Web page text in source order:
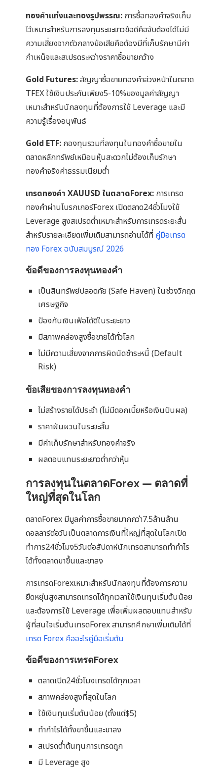
ทองคำแท่งและทองรูปพรรณ: การซื้อทองคำจริงเก็บ
ไว้เหมาะสำหรับการลงทุนระยะยาวข้อดีคือจับต้องได้ไม่มี
ความเสี่ยงจากตัวกลางข้อเสียคือต้องมีที่เก็บรักษามีค่า
กำเหน็จและสเปรดระหว่างราคาซื้อขายกว้าง
Gold Futures:สัญญาซื้อขายทองคำล่วงหน้าในตลาด
TFEX ใช้เงินประกันเพียง5-10%ของมูลค่าสัญญา
เหมาะสำหรับนักลงทุนที่ต้องการใช้ Leverage และมี
ความรู้เรื่องอนุพันธ์
Gold ETF: กองทุนรวมที่ลงทุนในทองคำซื้อขายใน
ตลาดหลักทรัพย์เหมือนหุ้นสะดวกไม่ต้องเก็บรักษา
ทองคำจริงค่าธรรมเนียมต่ำ
เทรดทองคำ XAUUSD ในตลาดForex: การเทรด
ทองคำผ่านโบรกเกอร์Forex เปิดตลาด24ชั่วโมงใช้
Leverage สูงสเปรดต่ำเหมาะสำหรับการเทรดระยะสั้น
สำหรับรายละเอียดเพิ่มเติมสามารถอ่านได้ที่ คู่มือเทรด
ทอง Forex ฉบับสมบูรณ์ 2026
ข้อดีของการลงทุนทองคำ
เป็นสินทรัพย์ปลอดภัย (Safe Haven) ในช่วงวิกฤต
เศรษฐกิจ
ป้องกันเงินเฟ้อได้ดีในระยะยาว
มีสภาพคล่องสูงซื้อขายได้ทั่วโลก
ไม่มีความเสี่ยงจากการผิดนัดชำระหนี้ (Default
Risk)
ข้อเสียของการลงทุนทองคำ
ไม่สร้างรายได้ประจำ (ไม่มีดอกเบี้ยหรือเงินปันผล)
ราคาผันผวนในระยะสั้น
มีค่าเก็บรักษาสำหรับทองคำจริง
ผลตอบแทนระยะยาวต่ำกว่าหุ้น
การลงทุนในตลาดForex — ตลาดที่
ใหญ่ที่สุดในโลก
ตลาดForex มีมูลค่าการซื้อขายมากกว่า7.5ล้านล้าน
ดอลลาร์ต่อวันเป็นตลาดการเงินที่ใหญ่ที่สุดในโลกเปิด
ทำการ24ชั่วโมง5วันต่อสัปดาห์นักเทรดสามารถทำกำไร
ได้ทั้งตลาดขาขึ้นและขาลง
การเทรดForexเหมาะสำหรับนักลงทุนที่ต้องการความ
ยืดหยุ่นสูงสามารถเทรดได้ทุกเวลาใช้เงินทุนเริ่มต้นน้อย
และต้องการใช้ Leverage เพื่อเพิ่มผลตอบแทนสำหรับ
ผู้ที่สนใจเริ่มต้นเทรดForex สามารถศึกษาเพิ่มเติมได้ที่
เทรด Forex คืออะไรคู่มือเริ่มต้น
ข้อดีของการเทรดForex
ตลาดเปิด24ชั่วโมงเทรดได้ทุกเวลา
สภาพคล่องสูงที่สุดในโลก
ใช้เงินทุนเริ่มต้นน้อย (ตั้งแต่$5)
ทำกำไรได้ทั้งขาขึ้นและขาลง
สเปรดต่ำต้นทุนการเทรดถูก
มี Leverage สูง